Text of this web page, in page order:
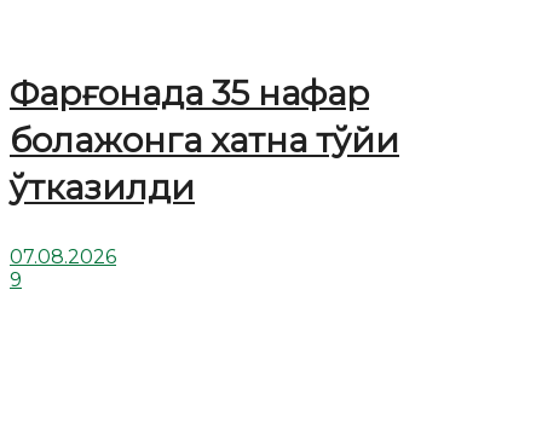
Фарғонада 35 нафар
болажонга хатна тўйи
ўтказилди
07.08.2026
9